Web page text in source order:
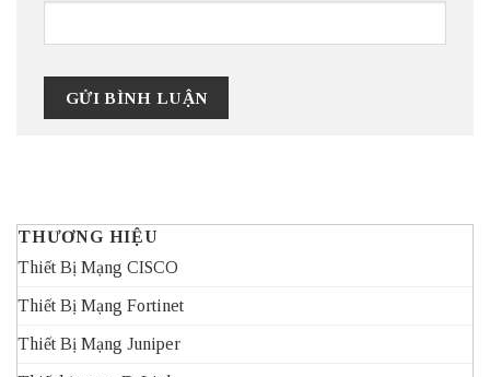
THƯƠNG HIỆU
Thiết Bị Mạng CISCO
Thiết Bị Mạng Fortinet
Thiết Bị Mạng Juniper